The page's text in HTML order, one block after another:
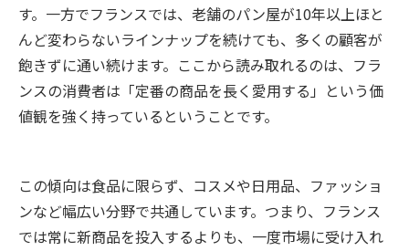
す。一方でフランスでは、老舗のパン屋が10年以上ほと
んど変わらないラインナップを続けても、多くの顧客が
飽きずに通い続けます。ここから読み取れるのは、フラ
ンスの消費者は「定番の商品を長く愛用する」という価
値観を強く持っているということです。
この傾向は食品に限らず、コスメや日用品、ファッショ
ンなど幅広い分野で共通しています。つまり、フランス
では常に新商品を投入するよりも、一度市場に受け入れ